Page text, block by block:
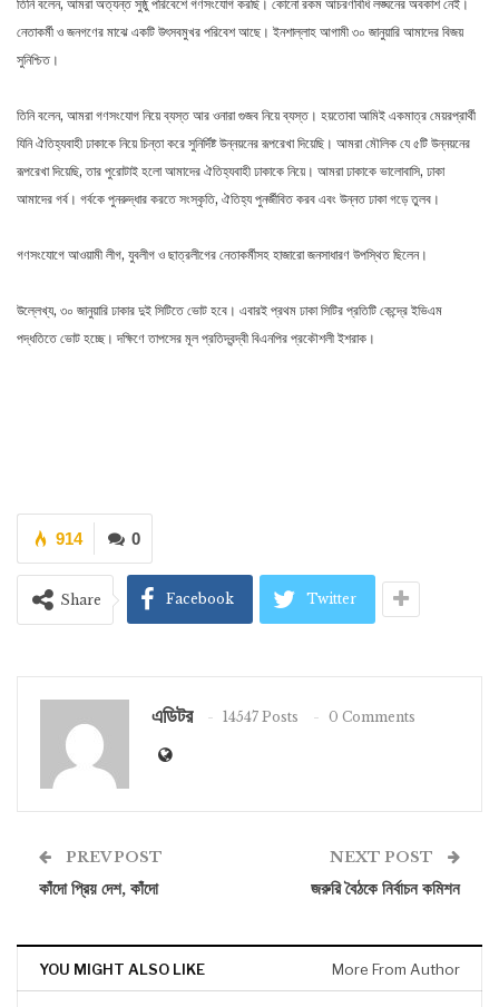
তিনি বলেন, আমরা অত্যন্ত সুষ্ঠু পরিবেশে গণসংযোগ করছি। কোনো রকম আচরণবিধি লঙ্ঘনের অবকাশ নেই।
নেতাকর্মী ও জনগণের মাঝে একটি উৎসবমুখর পরিবেশ আছে। ইনশাল্লাহ আগামী ৩০ জানুয়ারি আমাদের বিজয়
সুনিশ্চিত।
তিনি বলেন, আমরা গণসংযোগ নিয়ে ব্যস্ত আর ওনারা গুজব নিয়ে ব্যস্ত। হয়তোবা আমিই একমাত্র মেয়রপ্রার্থী
যিনি ঐতিহ্যবাহী ঢাকাকে নিয়ে চিন্তা করে সুনির্দিষ্ট উন্নয়নের রূপরেখা দিয়েছি। আমরা মৌলিক যে ৫টি উন্নয়নের
রূপরেখা দিয়েছি, তার পুরোটাই হলো আমাদের ঐতিহ্যবাহী ঢাকাকে নিয়ে। আমরা ঢাকাকে ভালোবাসি, ঢাকা
আমাদের গর্ব। গর্বকে পুনরুদ্ধার করতে সংস্কৃতি, ঐতিহ্য পুনর্জীবিত করব এবং উন্নত ঢাকা গড়ে তুলব।
গণসংযোগে আওয়ামী লীগ, যুবলীগ ও ছাত্রলীগের নেতাকর্মীসহ হাজারো জনসাধারণ উপস্থিত ছিলেন।
উল্লেখ্য, ৩০ জানুয়ারি ঢাকার দুই সিটিতে ভোট হবে। এবারই প্রথম ঢাকা সিটির প্রতিটি কেন্দ্রে ইভিএম
পদ্ধতিতে ভোট হচ্ছে। দক্ষিণে তাপসের মূল প্রতিদ্বন্দ্বী বিএনপির প্রকৌশলী ইশরাক।
0
914
Share Facebook Twitter
এডিটর 14547 Posts 0 Comments
PREV POST
কাঁদো প্রিয় দেশ, কাঁদো
NEXT POST
জরুরি বৈঠকে নির্বাচন কমিশন
YOU MIGHT ALSO LIKE More From Author